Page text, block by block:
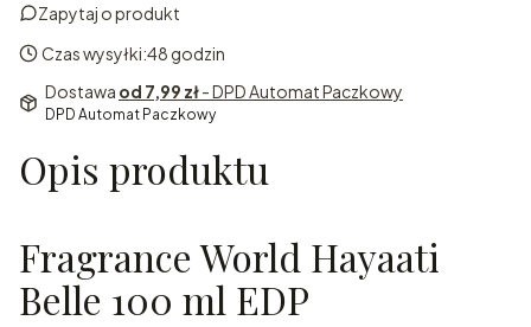
Zapytaj o produkt
Czas wysyłki:48 godzin
Dostawa od 7,99 zł- DPD Automat Paczkowy
DPD Automat Paczkowy
Opis produktu
Fragrance World Hayaati
Belle 100 ml EDP